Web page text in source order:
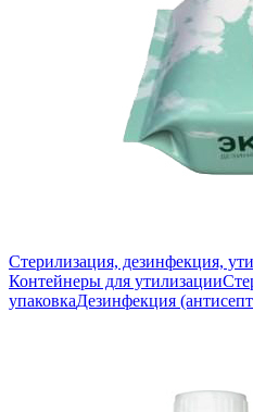
Стерилизация, дезинфекция,
Контейнеры для утилизации
упаковкаДезинфекция